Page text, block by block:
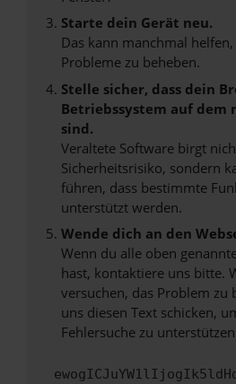
Starte dein Gerät neu.
Das kann manchmal
Probleme zu beheben.
Stelle sicher, dass dein
Betriebssystem auf dem
sind.
Veraltete Software birgt
Sicherheitsrisiko, sondern
führen, dass bestimmte
unterstützt werden.
Wende dich an den
Wenn du alle oben
hast, kontaktiere uns bitte.
versuchen, das Problem zu
uns diesen Text schicken,
Fehlersuche zu